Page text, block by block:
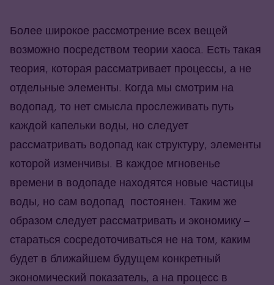
Более широкое рассмотрение всех вещей
возможно посредством теории хаоса. Есть такая
теория, которая рассматривает процессы, а не
отдельные элементы. Когда мы смотрим на
водопад, то нет смысла прослеживать путь
каждой капельки воды, но следует
рассматривать водопад как структуру, элементы
которой изменчивы. В каждое мгновенье
времени в водопаде находятся новые частицы
воды, но сам водопад постоянен. Таким же
образом следует рассматривать и экономику –
стараться сосредоточиваться не на том, каким
будет в ближайшем будущем конкретный
экономический показатель, а на процесс в